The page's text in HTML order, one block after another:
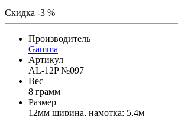
Скидка -3 %
Производитель
Gamma
Артикул
AL-12P №097
Вес
8 грамм
Размер
12мм ширина, намотка: 5,4м